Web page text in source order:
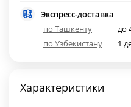
Экспресс-доставка
по Ташкенту
до
по Узбекистану
1
Характеристики